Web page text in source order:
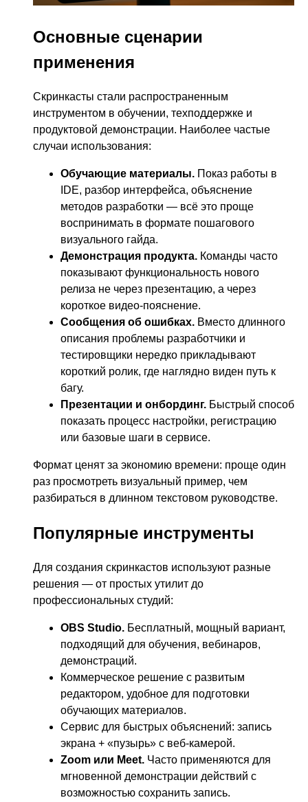
Основные сценарии
применения
Скринкасты стали распространенным
инструментом в обучении, техподдержке и
продуктовой демонстрации. Наиболее частые
случаи использования:
Обучающие материалы. Показ работы в
IDE, разбор интерфейса, объяснение
методов разработки — всё это проще
воспринимать в формате пошагового
визуального гайда.
Демонстрация продукта. Команды часто
показывают функциональность нового
релиза не через презентацию, а через
короткое видео-пояснение.
Сообщения об ошибках. Вместо длинного
описания проблемы разработчики и
тестировщики нередко прикладывают
короткий ролик, где наглядно виден путь к
багу.
Презентации и онбординг. Быстрый способ
показать процесс настройки, регистрацию
или базовые шаги в сервисе.
Формат ценят за экономию времени: проще один
раз просмотреть визуальный пример, чем
разбираться в длинном текстовом руководстве.
Популярные инструменты
Для создания скринкастов используют разные
решения — от простых утилит до
профессиональных студий:
OBS Studio. Бесплатный, мощный вариант,
подходящий для обучения, вебинаров,
демонстраций.
Коммерческое решение с развитым
редактором, удобное для подготовки
обучающих материалов.
Сервис для быстрых объяснений: запись
экрана + «пузырь» с веб-камерой.
Zoom или Meet. Часто применяются для
мгновенной демонстрации действий с
возможностью сохранить запись.